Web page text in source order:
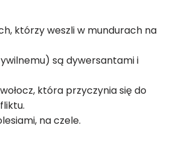
którzy weszli w mundurach na
są dywersantami i
która przyczynia się do
na czele.